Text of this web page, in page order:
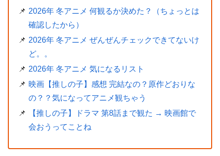
2026年 冬アニメ 何観るか決めた？（ちょっとは
確認したから）
2026年 冬アニメ ぜんぜんチェックできてないけ
ど。。
2026年 冬アニメ 気になるリスト
映画【推しの子】感想 完結なの？原作どおりな
の？？気になってアニメ観ちゃう
【推しの子】ドラマ 第8話まで観た → 映画館で
会おうってことね